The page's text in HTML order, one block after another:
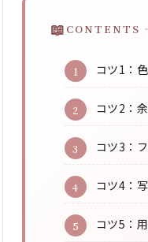
CONTENTS
コツ1：
コツ2：
コツ3：
コツ4：
コツ5：